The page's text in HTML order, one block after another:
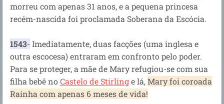
morreu com apenas 31 anos, e a pequena princesa
recém-nascida foi proclamada Soberana da Escócia.
1543- Imediatamente, duas facções (uma inglesa e
outra escocesa) entraram em confronto pelo poder.
Para se proteger, a mãe de Mary refugiou-se com sua
filha bebê noCastelo de Stirlinge lá,Mary foi coroada
Rainha com apenas 6 meses de vida!